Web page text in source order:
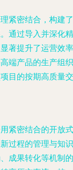
紧密结合，构建了
通过导入并深化精
著提升了运营效率
端产品的生产组织
目的按期高质量交
紧密结合的开放式
过程的管理与知识
成果转化等机制的